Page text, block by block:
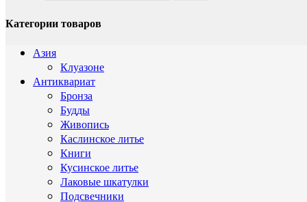
Категории товаров
Азия
Клуазоне
Антиквариат
Бронза
Будды
Живопись
Каслинское литье
Книги
Кусинское литье
Лаковые шкатулки
Подсвечники